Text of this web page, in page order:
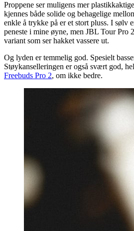
Proppene ser muligens mer
kjennes både solide og behagelige
enkle å trykke på er et stort pluss. I sølv
peneste i mine øyne, men JBL Tour Pro
variant som ser hakket vassere ut.
Og lyden er temmelig god. Spesielt
Støykanselleringen er også svært god,
Freebuds Pro 2, om ikke bedre.